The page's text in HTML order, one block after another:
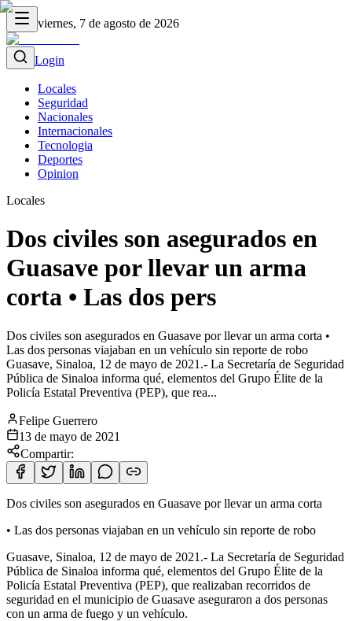
viernes, 7 de agosto de 2026
Login
Locales
Seguridad
Nacionales
Internacionales
Tecnologia
Deportes
Opinion
Locales
Dos civiles son asegurados en
Guasave por llevar un arma
corta • Las dos pers
Dos civiles son asegurados en Guasave por llevar un arma corta •
Las dos personas viajaban en un vehículo sin reporte de robo
Guasave, Sinaloa, 12 de mayo de 2021.- La Secretaría de Seguridad
Pública de Sinaloa informa qué, elementos del Grupo Élite de la
Policía Estatal Preventiva (PEP), que rea...
Felipe Guerrero
13 de mayo de 2021
Compartir:
Dos civiles son asegurados en Guasave por llevar un arma corta
• Las dos personas viajaban en un vehículo sin reporte de robo
Guasave, Sinaloa, 12 de mayo de 2021.- La Secretaría de Seguridad
Pública de Sinaloa informa qué, elementos del Grupo Élite de la
Policía Estatal Preventiva (PEP), que realizaban recorridos de
seguridad en el municipio de Guasave aseguraron a dos personas
con un arma de fuego y un vehículo.